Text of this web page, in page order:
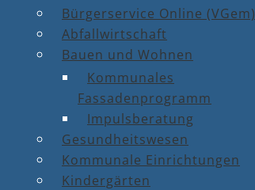
Bürgerservice Online (VGem)
Abfallwirtschaft
Bauen und Wohnen
Kommunales
Fassadenprogramm
Impulsberatung
Gesundheitswesen
Kommunale Einrichtungen
Kindergärten